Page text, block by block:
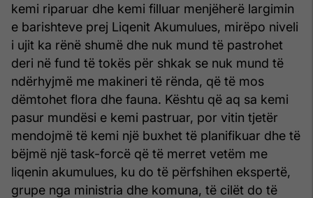
kemi riparuar dhe kemi filluar menjëherë largimin
e barishteve prej Liqenit Akumulues, mirëpo niveli
i ujit ka rënë shumë dhe nuk mund të pastrohet
deri në fund të tokës për shkak se nuk mund të
ndërhyjmë me makineri të rënda, që të mos
dëmtohet flora dhe fauna. Kështu që aq sa kemi
pasur mundësi e kemi pastruar, por vitin tjetër
mendojmë të kemi një buxhet të planifikuar dhe të
bëjmë një task-forcë që të merret vetëm me
liqenin akumulues, ku do të përfshihen ekspertë,
grupe nga ministria dhe komuna, të cilët do të